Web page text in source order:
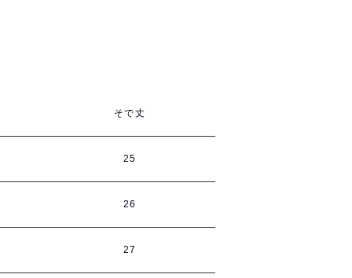
そで丈
25
26
27